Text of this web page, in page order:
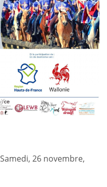
Samedi, 26 novembre,